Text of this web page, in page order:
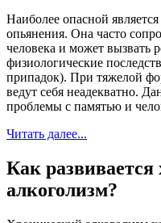
Наиболее опасной
опьянения. Она часто
человека и может вызвать
физиологические
припадок). При тяжелой
ведут себя неадекватно.
проблемы с памятью и
Читать далее...
Как
алкоголизм?